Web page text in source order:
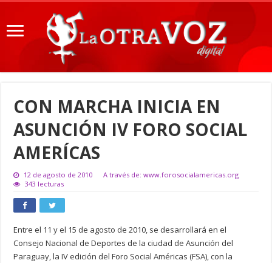
CON MARCHA INICIA EN
ASUNCIÓN IV FORO SOCIAL
AMERÍCAS
12 de agosto de 2010
A través de: www.forosocialamericas.org
343 lecturas
Entre el 11 y el 15 de agosto de 2010, se desarrollará en el
Consejo Nacional de Deportes de la ciudad de Asunción del
Paraguay, la IV edición del Foro Social Américas (FSA), con la